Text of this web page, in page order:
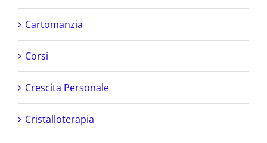
Cartomanzia
Corsi
Crescita Personale
Cristalloterapia